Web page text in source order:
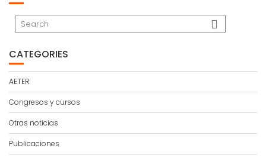
CATEGORIES
AETER
Congresos y cursos
Otras noticias
Publicaciones